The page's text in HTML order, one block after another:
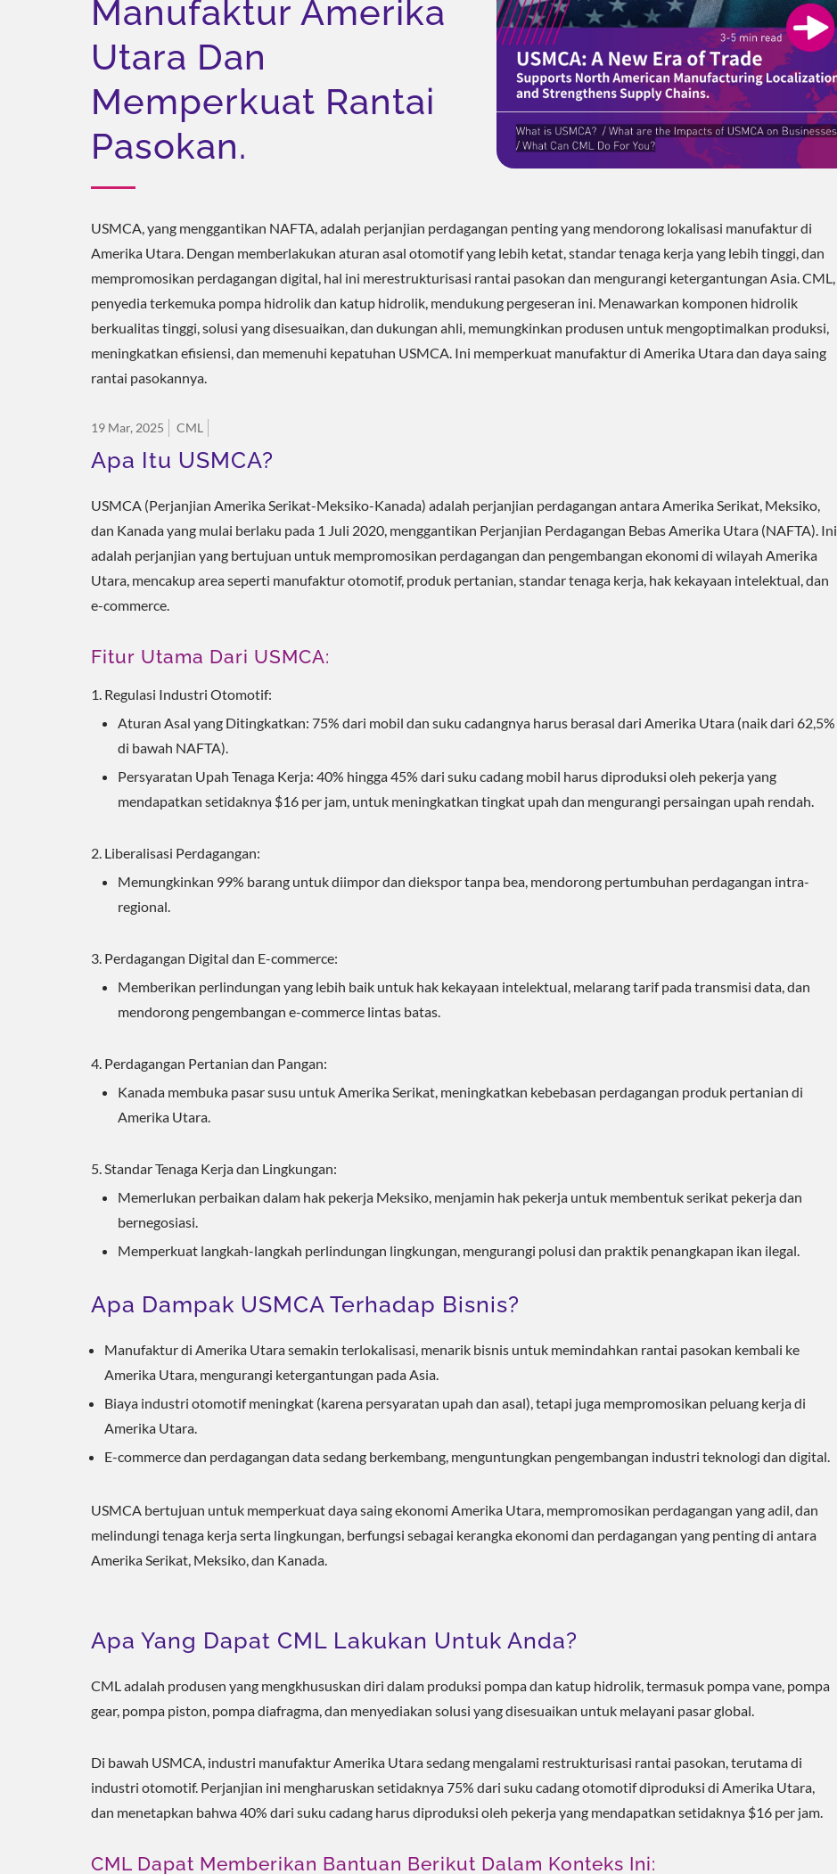
Manufaktur Amerika
Utara Dan
Memperkuat Rantai
Pasokan.
USMCA, yang menggantikan NAFTA, adalah perjanjian perdagangan penting yang mendorong lokalisasi manufaktur di
Amerika Utara. Dengan memberlakukan aturan asal otomotif yang lebih ketat, standar tenaga kerja yang lebih tinggi, dan
mempromosikan perdagangan digital, hal ini merestrukturisasi rantai pasokan dan mengurangi ketergantungan Asia. CML,
penyedia terkemuka pompa hidrolik dan katup hidrolik, mendukung pergeseran ini. Menawarkan komponen hidrolik
berkualitas tinggi, solusi yang disesuaikan, dan dukungan ahli, memungkinkan produsen untuk mengoptimalkan produksi,
meningkatkan efisiensi, dan memenuhi kepatuhan USMCA. Ini memperkuat manufaktur di Amerika Utara dan daya saing
rantai pasokannya.
19 Mar, 2025 CML
Apa Itu USMCA?
USMCA (Perjanjian Amerika Serikat-Meksiko-Kanada) adalah perjanjian perdagangan antara Amerika Serikat, Meksiko,
dan Kanada yang mulai berlaku pada 1 Juli 2020, menggantikan Perjanjian Perdagangan Bebas Amerika Utara (NAFTA). Ini
adalah perjanjian yang bertujuan untuk mempromosikan perdagangan dan pengembangan ekonomi di wilayah Amerika
Utara, mencakup area seperti manufaktur otomotif, produk pertanian, standar tenaga kerja, hak kekayaan intelektual, dan
e-commerce.
Fitur Utama Dari USMCA:
Regulasi Industri Otomotif:
Aturan Asal yang Ditingkatkan: 75% dari mobil dan suku cadangnya harus berasal dari Amerika Utara (naik dari 62,5%
di bawah NAFTA).
Persyaratan Upah Tenaga Kerja: 40% hingga 45% dari suku cadang mobil harus diproduksi oleh pekerja yang
mendapatkan setidaknya $16 per jam, untuk meningkatkan tingkat upah dan mengurangi persaingan upah rendah.
Liberalisasi Perdagangan:
Memungkinkan 99% barang untuk diimpor dan diekspor tanpa bea, mendorong pertumbuhan perdagangan intra-
regional.
Perdagangan Digital dan E-commerce:
Memberikan perlindungan yang lebih baik untuk hak kekayaan intelektual, melarang tarif pada transmisi data, dan
mendorong pengembangan e-commerce lintas batas.
Perdagangan Pertanian dan Pangan:
Kanada membuka pasar susu untuk Amerika Serikat, meningkatkan kebebasan perdagangan produk pertanian di
Amerika Utara.
Standar Tenaga Kerja dan Lingkungan:
Memerlukan perbaikan dalam hak pekerja Meksiko, menjamin hak pekerja untuk membentuk serikat pekerja dan
bernegosiasi.
Memperkuat langkah-langkah perlindungan lingkungan, mengurangi polusi dan praktik penangkapan ikan ilegal.
Apa Dampak USMCA Terhadap Bisnis?
Manufaktur di Amerika Utara semakin terlokalisasi, menarik bisnis untuk memindahkan rantai pasokan kembali ke
Amerika Utara, mengurangi ketergantungan pada Asia.
Biaya industri otomotif meningkat (karena persyaratan upah dan asal), tetapi juga mempromosikan peluang kerja di
Amerika Utara.
E-commerce dan perdagangan data sedang berkembang, menguntungkan pengembangan industri teknologi dan digital.
USMCA bertujuan untuk memperkuat daya saing ekonomi Amerika Utara, mempromosikan perdagangan yang adil, dan
melindungi tenaga kerja serta lingkungan, berfungsi sebagai kerangka ekonomi dan perdagangan yang penting di antara
Amerika Serikat, Meksiko, dan Kanada.
Apa Yang Dapat CML Lakukan Untuk Anda?
CML adalah produsen yang mengkhususkan diri dalam produksi pompa dan katup hidrolik, termasuk pompa vane, pompa
gear, pompa piston, pompa diafragma, dan menyediakan solusi yang disesuaikan untuk melayani pasar global.
Di bawah USMCA, industri manufaktur Amerika Utara sedang mengalami restrukturisasi rantai pasokan, terutama di
industri otomotif. Perjanjian ini mengharuskan setidaknya 75% dari suku cadang otomotif diproduksi di Amerika Utara,
dan menetapkan bahwa 40% dari suku cadang harus diproduksi oleh pekerja yang mendapatkan setidaknya $16 per jam.
CML Dapat Memberikan Bantuan Berikut Dalam Konteks Ini: